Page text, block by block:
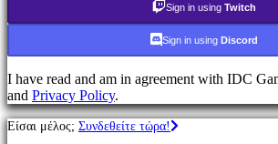
Casual
Indie
Simulation
games
Puzzle
games
Sign in using Twitch
Sign in using Discord
I have read and am in agreement with IDC
and Privacy Policy.
Είσαι μέλος; Συνδεθείτε τώρα!